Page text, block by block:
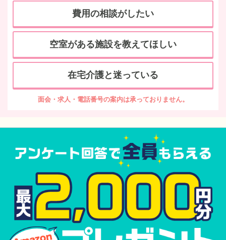
費用の相談がしたい
空室がある施設を教えてほしい
在宅介護と迷っている
面会・求人・電話番号の案内は承っておりません。